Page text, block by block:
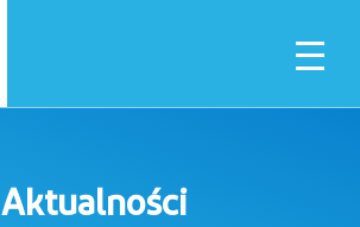
Dla pracownika
Aktualności